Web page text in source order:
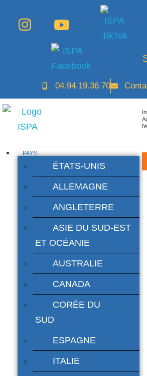
04.94.19.36.70
PAYS
ÉTATS-UNIS
ALLEMAGNE
ANGLETERRE
ASIE DU SUD-EST
ET OCÉANIE
AUSTRALIE
CANADA
CORÉE DU
SUD
ESPAGNE
ITALIE